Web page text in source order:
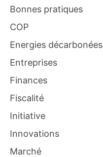
Bonnes pratiques
COP
Energies décarbonées
Entreprises
Finances
Fiscalité
Initiative
Innovations
Marché